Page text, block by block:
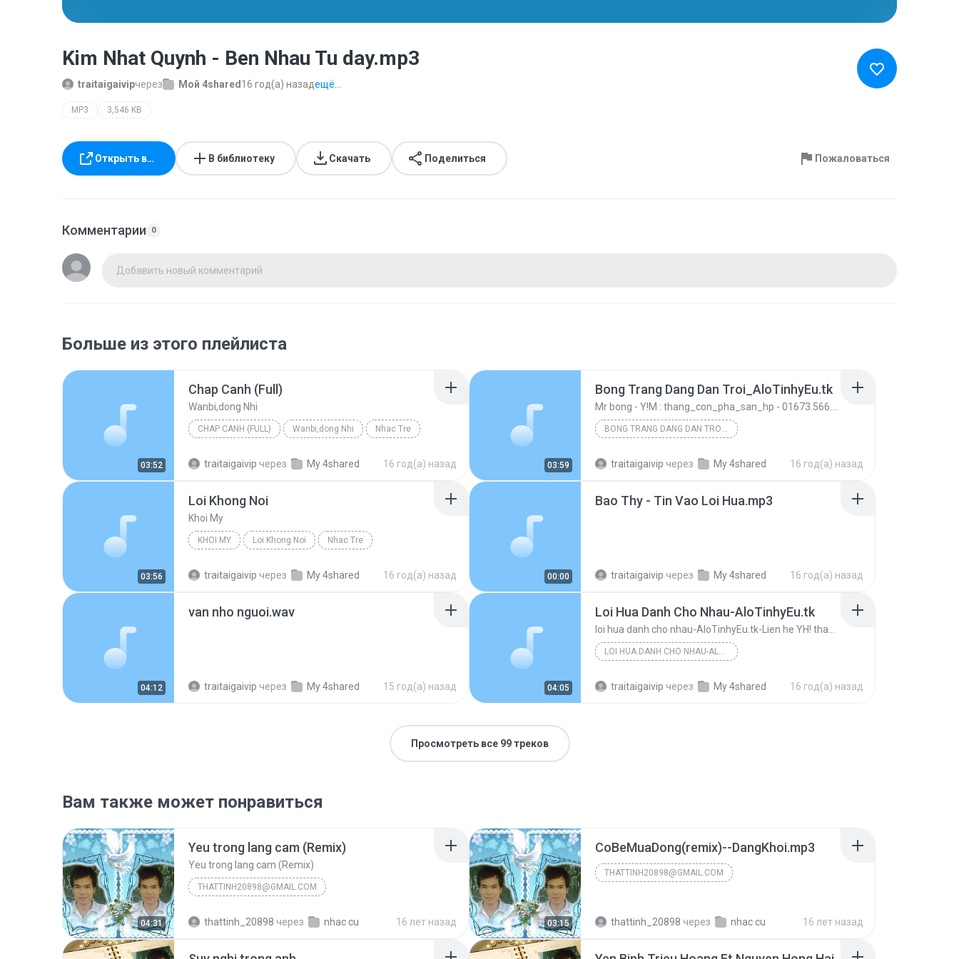
Kim Nhat Quynh - Ben Nhau Tu day.mp3
traitaigaivipчерез Мой 4shared 16 год(а) назадещё...
MP3 3,546 KB
Открыть в… В библиотеку Скачать Поделиться Пожаловаться
Комментарии 0
Добавить новый комментарий
Больше из этого плейлиста
03:52
Chap Canh (Full)
Wanbi,dong Nhi
CHAP CANH (FULL) Wanbi,dong Nhi Nhac Tre
traitaigaivip через My 4shared 16 год(а) назад 03:59
Bong Trang Dang Dan Troi_AloTinhyEu.tk
BONG TRANG DANG DAN TROI_ALOTINHYEU.TK
traitaigaivip через My 4shared 16 год(а) назад
03:56
Loi Khong Noi
Khoi My
KHOI MY Loi Khong Noi Nhac Tre
traitaigaivip через My 4shared 16 год(а) назад 00:00
Bao Thy - Tin Vao Loi Hua.mp3
traitaigaivip через My 4shared 16 год(а) назад
04:12
van nho nguoi.wav
traitaigaivip через My 4shared 15 год(а) назад 04:05
Loi Hua Danh Cho Nhau-AloTinhyEu.tk
LOI HUA DANH CHO NHAU-ALOTINHYEU.TK-LIEN HE YH! TH...
traitaigaivip через My 4shared 16 год(а) назад
Просмотреть все 99 треков
Вам также может понравиться
04:31
Yeu trong lang cam (Remix)
Yeu trong lang cam (Remix)
THATTINH20898@GMAIL.COM
thattinh_20898 через nhac cu 16 лет назад 03:15
CoBeMuaDong(remix)--DangKhoi.mp3
THATTINH20898@GMAIL.COM
wWw.nhac.vui.vn Download Music mp3 Free Nhanh Nhat...
thattinh_20898 через nhac cu 16 лет назад